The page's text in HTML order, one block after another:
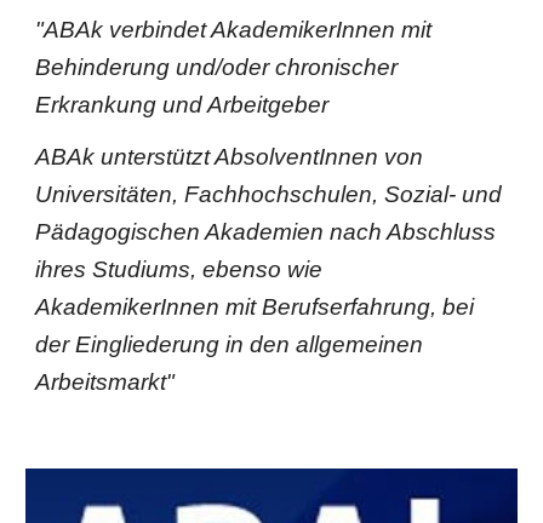
"ABAk verbindet AkademikerInnen mit
Behinderung und/oder chronischer
Erkrankung und Arbeitgeber
ABAk unterstützt AbsolventInnen von
Universitäten, Fachhochschulen, Sozial- und
Pädagogischen Akademien nach Abschluss
ihres Studiums, ebenso wie
AkademikerInnen mit Berufserfahrung, bei
der Eingliederung in den allgemeinen
Arbeitsmarkt"